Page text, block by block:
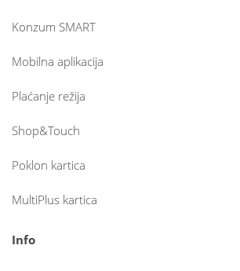
Konzum SMART
Mobilna aplikacija
Plaćanje režija
Shop&Touch
Poklon kartica
MultiPlus kartica
Info